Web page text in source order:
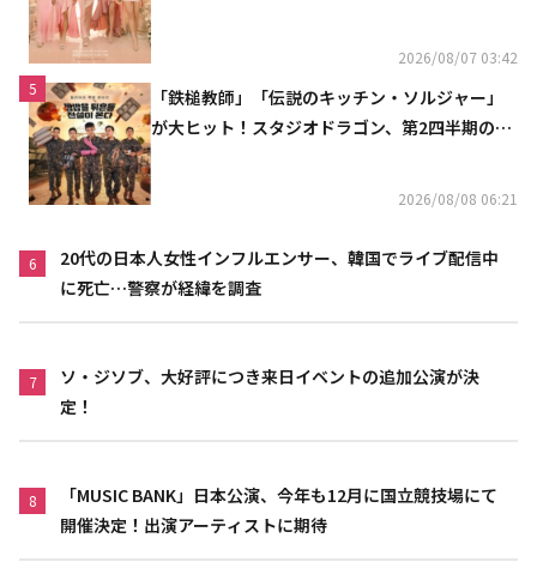
2026/08/07 03:42
5
「鉄槌教師」「伝説のキッチン・ソルジャー」
が大ヒット！スタジオドラゴン、第2四半期の売
2026/08/08 06:21
6
20代の日本人女性インフルエンサー、韓国でライブ配信中
に死亡…警察が経緯を調査
7
ソ・ジソブ、大好評につき来日イベントの追加公演が決
定！
8
「MUSIC BANK」日本公演、今年も12月に国立競技場にて
開催決定！出演アーティストに期待